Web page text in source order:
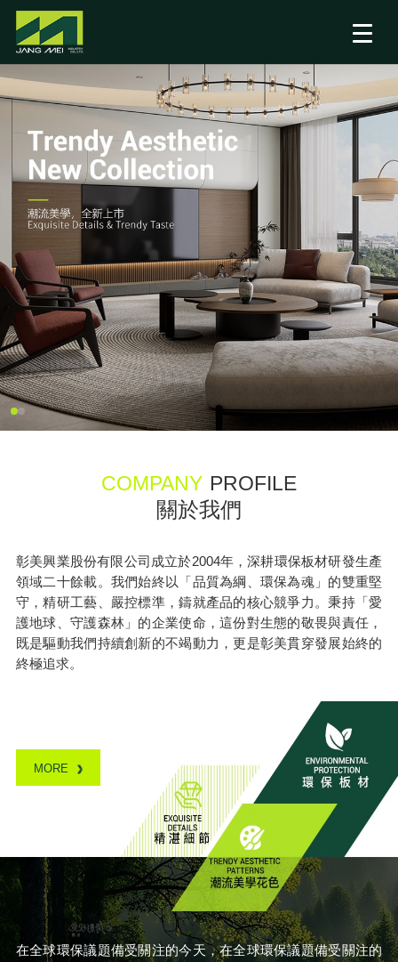
COMPANY PROFILE
關於我們
彰美興業股份有限公司成立於2004年，深耕環保板材研發生產
領域二十餘載。我們始終以「品質為綱、環保為魂」的雙重堅
守，精研工藝、嚴控標準，鑄就產品的核心競爭力。秉持「愛
護地球、守護森林」的企業使命，這份對生態的敬畏與責任，
既是驅動我們持續創新的不竭動力，更是彰美貫穿發展始終的
終極追求。
MORE
在全球環保議題備受關注的今天，在全球環保議題備受關注的